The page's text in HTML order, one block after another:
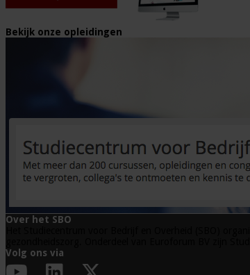
Bekijk onze opleidingen
Over het SBO
Volg ons via